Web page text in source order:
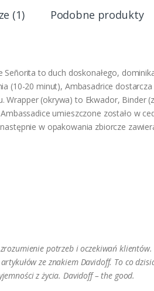
(1) Podobne produkty
to duch doskonałego,
(10-20 minut), Ambasadrice dostarcza
(okrywa) to Ekwador, Binder
umieszczone zostało w
w opakowania zbiorcze
potrzeb i oczekiwań
ze znakiem Davidoff. To co
z życia. Davidoff – the good.